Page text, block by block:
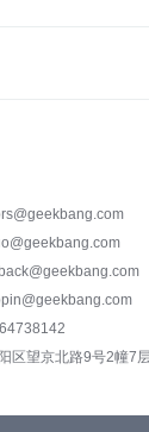
区望京北路9号2幢7